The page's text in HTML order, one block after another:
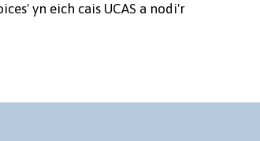
yn eich cais UCAS a nodi'r